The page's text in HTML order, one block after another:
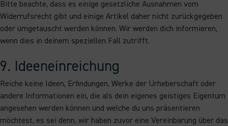
Bitte beachte, dass es einige gesetzliche Ausnahmen vom
Widerrufsrecht gibt und einige Artikel daher nicht zurückgegeben
oder umgetauscht werden können. Wir werden dich informieren,
wenn dies in deinem speziellen Fall zutrifft.
9. Ideeneinreichung
Reiche keine Ideen, Erfindungen, Werke der Urheberschaft oder
andere Informationen ein, die als dein eigenes geistiges Eigentum
angesehen werden können und welche du uns präsentieren
möchtest, es sei denn, wir haben zuvor eine Vereinbarung über das